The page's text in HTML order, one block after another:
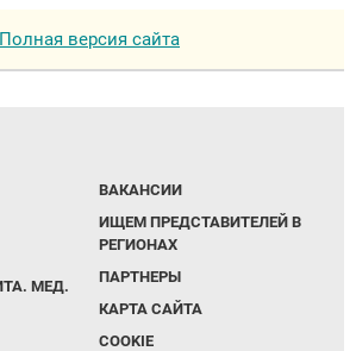
Полная версия сайта
МЕД.
ВАКАНСИИ
ИЩЕМ ПРЕДСТАВИТЕЛЕЙ В
РЕГИОНАХ
ПАРТНЕРЫ
КАРТА САЙТА
COOKIE